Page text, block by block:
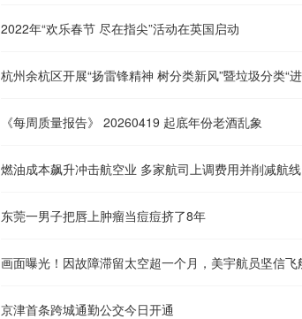
2022年“欢乐春节 尽在指尖”活动在英国启动
《每周质量报告》 20260419 起底年份老酒乱象
燃油成本飙升冲击航空业 多家航司上调费用并削减航线
东莞一男子把唇上肿瘤当痘痘挤了8年
京津首条跨城通勤公交今日开通